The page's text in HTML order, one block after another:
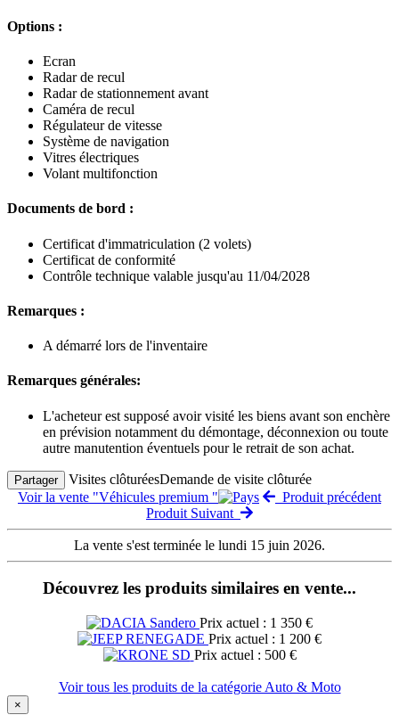
Options :
Ecran
Radar de recul
Radar de stationnement avant
Caméra de recul
Régulateur de vitesse
Système de navigation
Vitres électriques
Volant multifonction
Documents de bord :
Certificat d'immatriculation (2 volets)
Certificat de conformité
Contrôle technique valable jusqu'au 11/04/2028
Remarques :
A démarré lors de l'inventaire
Remarques générales:
L'acheteur est supposé avoir visité les biens avant son enchère
en prévision notamment du démontage, déconnexion ou toute
autre manutention éventuels pour le retrait de son achat.
Partager Visites clôturéesDemande de visite clôturée
Voir la vente "Véhicules premium "
Produit précédent
Produit Suivant
La vente s'est terminée le lundi 15 juin 2026.
Découvrez les produits similaires en vente...
Prix actuel : 1 350 €
Prix actuel : 1 200 €
Prix actuel : 500 €
Voir tous les produits de la catégorie Auto & Moto
×